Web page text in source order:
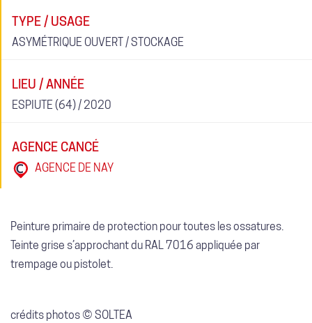
TYPE / USAGE
ASYMÉTRIQUE OUVERT / STOCKAGE
LIEU / ANNÉE
ESPIUTE (64) / 2020
AGENCE CANCÉ
AGENCE DE NAY
Peinture primaire de protection pour toutes les ossatures.
Teinte grise s’approchant du RAL 7016 appliquée par
trempage ou pistolet.
crédits photos © SOLTEA